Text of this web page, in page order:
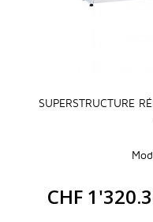
SUPERSTRUCTURE
CHF